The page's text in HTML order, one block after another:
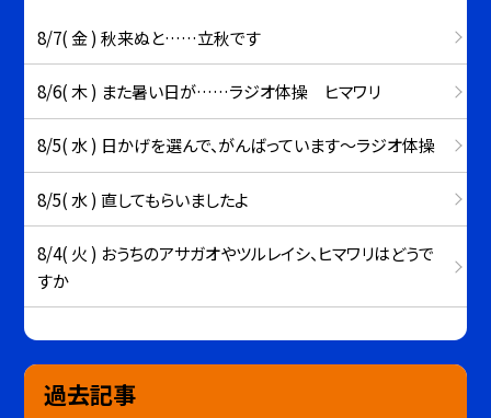
8/7( 金 ) 秋来ぬと……立秋です
8/6( 木 ) また暑い日が……ラジオ体操 ヒマワリ
8/5( 水 ) 日かげを選んで、がんばっています～ラジオ体操
8/5( 水 ) 直してもらいましたよ
8/4( 火 ) おうちのアサガオやツルレイシ、ヒマワリはどうで
すか
過去記事